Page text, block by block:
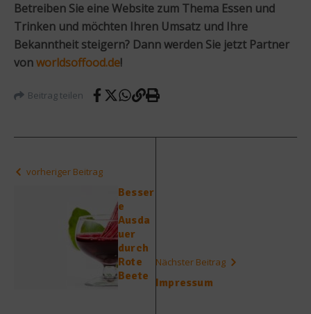
Betreiben Sie eine Website zum Thema Essen und
Trinken und möchten Ihren Umsatz und Ihre
Bekanntheit steigern? Dann werden Sie jetzt Partner
vonworldsoffood.de!
Beitrag teilen
vorheriger Beitrag
Besser
e
Ausda
uer
durch
Rote
Beete
Nächster Beitrag
Impressum